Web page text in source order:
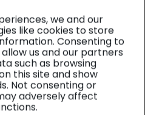
we and our
like cookies to store
Consenting to
us and our partners
such as browsing
this site and show
Not consenting or
adversely affect